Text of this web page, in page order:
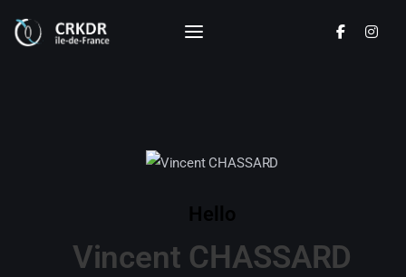
Disciplines
Calendrier
Hello
Vincent CHASSARD